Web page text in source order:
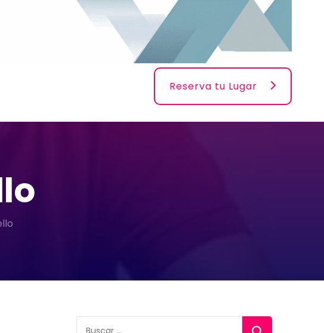
Reserva tu Lugar
Buscar: